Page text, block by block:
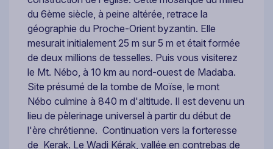
du 6ème siècle, à peine altérée, retrace la
géographie du Proche-Orient byzantin. Elle
mesurait initialement 25 m sur 5 m et était formée
de deux millions de tesselles. Puis vous visiterez
le Mt. Nébo, à 10 km au nord-ouest de Madaba.
Site présumé de la tombe de Moïse, le mont
Nébo culmine à 840 m d'altitude. Il est devenu un
lieu de pèlerinage universel à partir du début de
l'ère chrétienne. Continuation vers la forteresse
de Kerak. Le Wadi Kérak, vallée en contrebas de